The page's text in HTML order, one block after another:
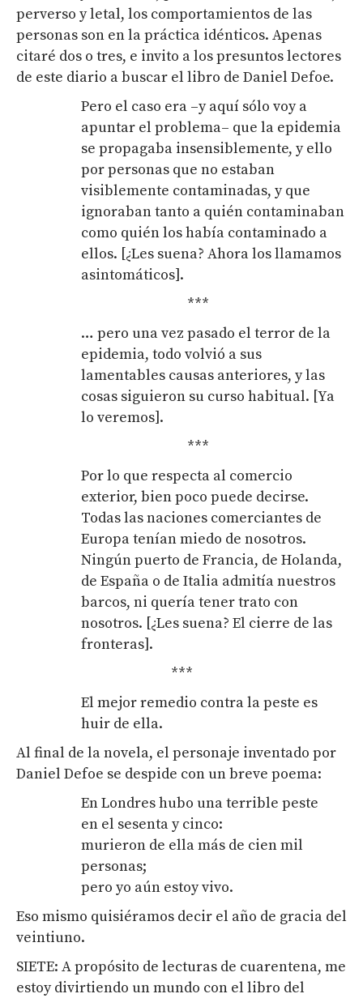
perverso y letal, los comportamientos de las
personas son en la práctica idénticos. Apenas
citaré dos o tres, e invito a los presuntos lectores
de este diario a buscar el libro de Daniel Defoe.
Pero el caso era –y aquí sólo voy a
apuntar el problema– que la epidemia
se propagaba insensiblemente, y ello
por personas que no estaban
visiblemente contaminadas, y que
ignoraban tanto a quién contaminaban
como quién los había contaminado a
ellos. [¿Les suena? Ahora los llamamos
asintomáticos].
***
… pero una vez pasado el terror de la
epidemia, todo volvió a sus
lamentables causas anteriores, y las
cosas siguieron su curso habitual. [Ya
lo veremos].
***
Por lo que respecta al comercio
exterior, bien poco puede decirse.
Todas las naciones comerciantes de
Europa tenían miedo de nosotros.
Ningún puerto de Francia, de Holanda,
de España o de Italia admitía nuestros
barcos, ni quería tener trato con
nosotros. [¿Les suena? El cierre de las
fronteras].
***
El mejor remedio contra la peste es
huir de ella.
Al final de la novela, el personaje inventado por
Daniel Defoe se despide con un breve poema:
En Londres hubo una terrible peste
en el sesenta y cinco:
murieron de ella más de cien mil
personas;
pero yo aún estoy vivo.
Eso mismo quisiéramos decir el año de gracia del
veintiuno.
SIETE: A propósito de lecturas de cuarentena, me
estoy divirtiendo un mundo con el libro del